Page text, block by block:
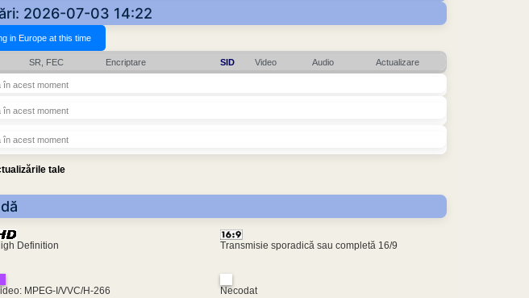
2026-07-03 14:22
SR, FEC Encriptare SID Video Audio Actualizare
în acest moment
în acest moment
în acest moment
tale
Definition Transmisie sporadică sau completă 16/9
MPEG-I/VVC/H-266 Necodat